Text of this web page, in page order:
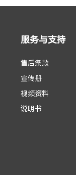
服务与支持
售后条款
宣传册
视频资料
说明书